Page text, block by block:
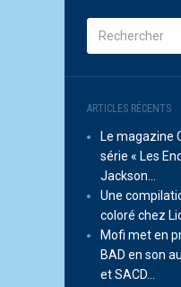
ARTICLES RÉCENTS
Le magazine
série « Les
Jackson…
Une
coloré chez
Mofi met en
BAD en son
et SACD…